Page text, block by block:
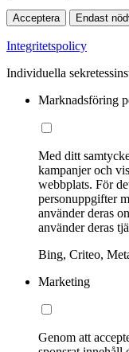
Acceptera Endast
Integritetspolicy
Individuella
Marknadsföring
Med ditt
kampanjer och
webbplats. För
personuppgifter
använder deras
använder deras
Bing, Criteo,
Marketing
Genom att